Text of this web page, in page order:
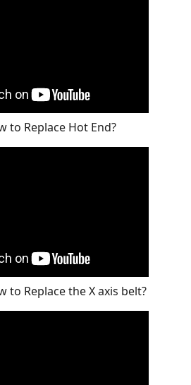
to Replace Hot End?
to Replace the X axis belt?